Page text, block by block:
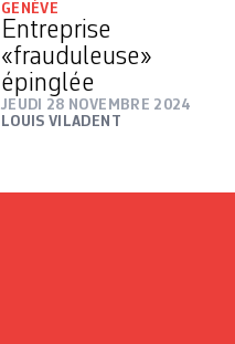
GENÈVE
Entreprise
«frauduleuse»
épinglée
JEUDI 28 NOVEMBRE 2024
LOUIS VILADENT